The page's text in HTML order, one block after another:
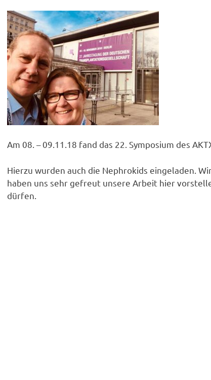
Am 08. – 09.11.18 fand das 22. Symposium des
Hierzu wurden auch die Nephrokids eingeladen.
haben uns sehr gefreut unsere Arbeit hier
dürfen.